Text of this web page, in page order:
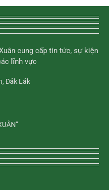
cung cấp tin tức, sự kiện
lĩnh vực
Đắk Lắk